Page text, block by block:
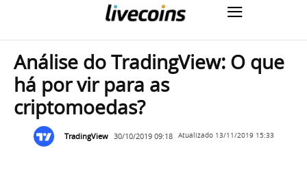
Análise do TradingView: O que
há por vir para as
criptomoedas?
TradingView 30/10/2019 09:18 Atualizado 13/11/2019 15:33